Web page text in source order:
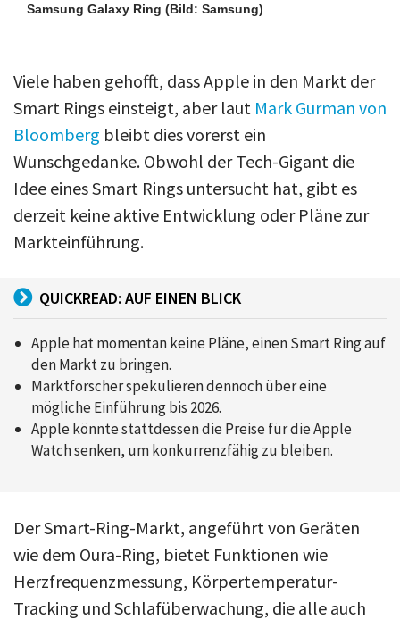
Samsung Galaxy Ring (Bild: Samsung)
Viele haben gehofft, dass Apple in den Markt der
Smart Rings einsteigt, aber laut Mark Gurman von
Bloomberg bleibt dies vorerst ein
Wunschgedanke. Obwohl der Tech-Gigant die
Idee eines Smart Rings untersucht hat, gibt es
derzeit keine aktive Entwicklung oder Pläne zur
Markteinführung.
QUICKREAD: AUF EINEN BLICK
Apple hat momentan keine Pläne, einen Smart Ring auf
den Markt zu bringen.
Marktforscher spekulieren dennoch über eine
mögliche Einführung bis 2026.
Apple könnte stattdessen die Preise für die Apple
Watch senken, um konkurrenzfähig zu bleiben.
Der Smart-Ring-Markt, angeführt von Geräten
wie dem Oura-Ring, bietet Funktionen wie
Herzfrequenzmessung, Körpertemperatur-
Tracking und Schlafüberwachung, die alle auch